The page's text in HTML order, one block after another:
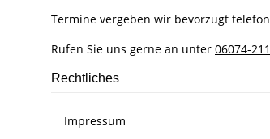
Termine vergeben wir bevorzugt
Rufen Sie uns gerne an unter 06074-
Rechtliches
Impressum